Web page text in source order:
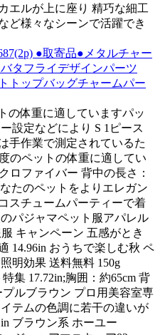
エルが上に座り 精巧な細工
ど様々なシーンで活躍でき
●取寄品●メタルチャー
タフライデザインパーツ
トップバッグチャームパー
の体重に適していますパッ
設定などにより S 1ピース
手作業で測定されているた
のペットの体重に適してい
ロファイバー 背中の長さ：
たのペットをよりエレガン
スチュームパーティーで着
パジャマペット服アパレル
キャンペーン 五感がとき
14.96in おうちで楽しむ秋 ペ
明効果 送料無料 150g
集 17.72in;胸囲：約65cm 背
プルブラウン プロ用美容室専
テムの色調に若干の違いが
ブラウン系 ホーユー